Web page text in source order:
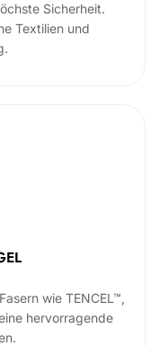
Sicherheit.
Textilien und
wie TENCEL™,
hervorragende